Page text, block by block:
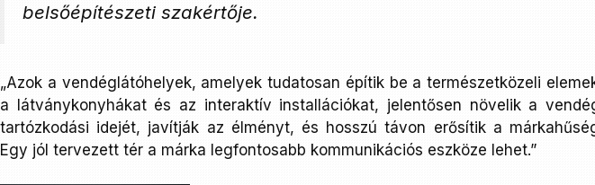
belsőépítészeti szakértője.
„Azok a vendéglátóhelyek, amelyek tudatosan építik be a természetközeli
a látványkonyhákat és az interaktív installációkat, jelentősen növelik a
tartózkodási idejét, javítják az élményt, és hosszú távon erősítik a
Egy jól tervezett tér a márka legfontosabb kommunikációs eszköze lehet.”